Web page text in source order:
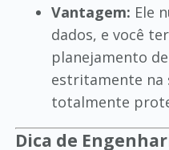
Vantagem: Ele
dados, e você
planejamento
estritamente na
totalmente
Dica de